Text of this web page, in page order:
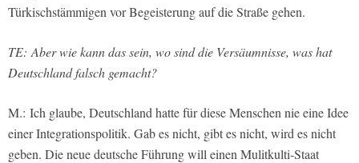
Türkischstämmigen vor Begeisterung auf die Straße gehen.
TE: Aber wie kann das sein, wo sind die Versäumnisse, was hat
Deutschland falsch gemacht?
M.: Ich glaube, Deutschland hatte für diese Menschen nie eine Idee
einer Integrationspolitik. Gab es nicht, gibt es nicht, wird es nicht
geben. Die neue deutsche Führung will einen Mulitkulti-Staat